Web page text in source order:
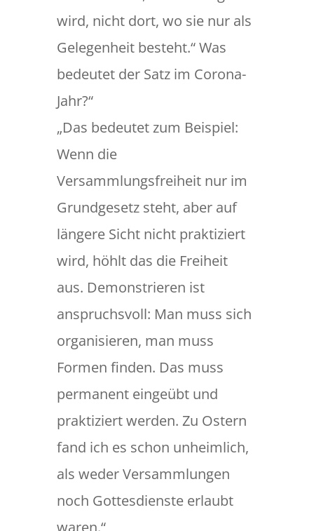
wird, nicht dort, wo sie nur als
Gelegenheit besteht.“ Was
bedeutet der Satz im Corona-
Jahr?“
„Das bedeutet zum Beispiel:
Wenn die
Versammlungsfreiheit nur im
Grundgesetz steht, aber auf
längere Sicht nicht praktiziert
wird, höhlt das die Freiheit
aus. Demonstrieren ist
anspruchsvoll: Man muss sich
organisieren, man muss
Formen finden. Das muss
permanent eingeübt und
praktiziert werden. Zu Ostern
fand ich es schon unheimlich,
als weder Versammlungen
noch Gottesdienste erlaubt
waren.“